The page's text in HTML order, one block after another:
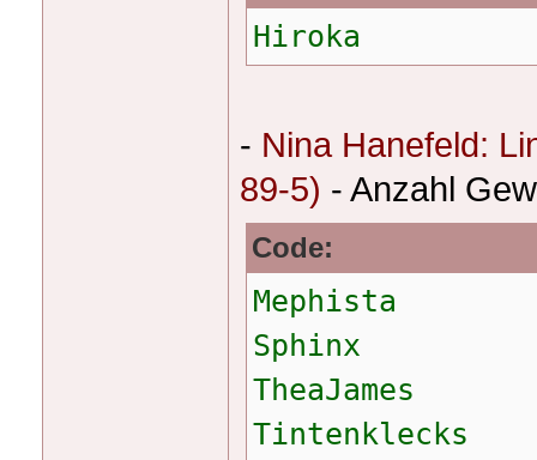
Hiroka
- Nina Hanefeld:
89-5) - Anzahl
Code:
Mephista
Sphinx
TheaJames
Tintenklecks